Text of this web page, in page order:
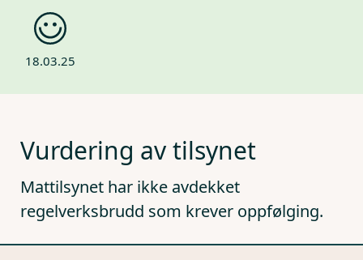
18.03.25
Vurdering av tilsynet
Mattilsynet har ikke avdekket
regelverksbrudd som krever oppfølging.